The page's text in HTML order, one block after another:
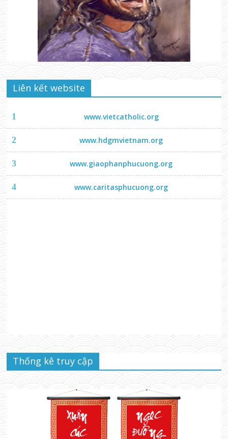
Liên kết website
1 www.vietcatholic.org
2 www.hdgmvietnam.org
3 www.giaophanphucuong.org
4 www.caritasphucuong.org
Thống kê truy cập